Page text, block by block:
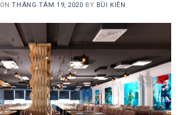
ONTHÁNG TÁM 19, 2020 BY BÙI KIÊN